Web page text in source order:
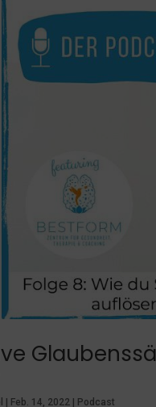
Feb. 14, 2022 Podcast